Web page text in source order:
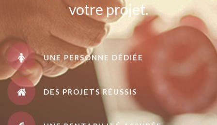
votre projet.
UNE PERSONNE DÉDIÉE
DES PROJETS RÉUSSIS